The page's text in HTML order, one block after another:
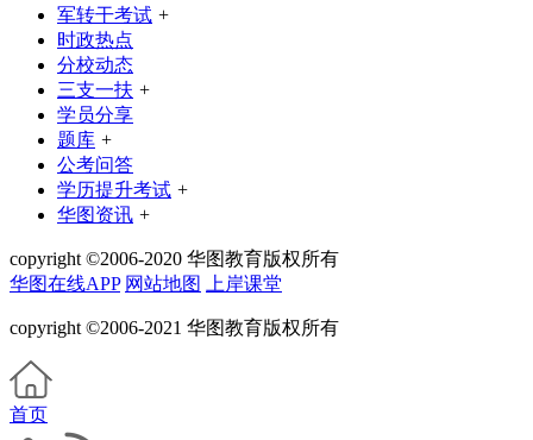
军转干考试 +
时政热点
分校动态
三支一扶 +
学员分享
题库 +
公考问答
学历提升考试 +
华图资讯 +
copyright ©2006-2020 华图教育版权所有
华图在线APP 网站地图 上岸课堂
copyright ©2006-2021 华图教育版权所有
首页